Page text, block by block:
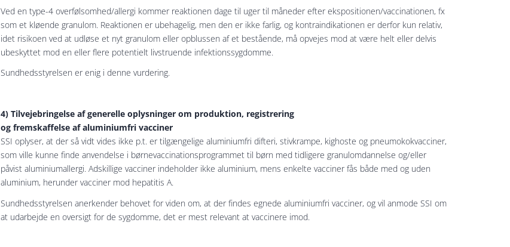
Ved en type-4 overfølsomhed/allergi kommer reaktionen dage til uger til måneder efter ekspositionen/vaccinationen, fx
som et kløende granulom. Reaktionen er ubehagelig, men den er ikke farlig, og kontraindikationen er derfor kun relativ,
idet risikoen ved at udløse et nyt granulom eller opblussen af et bestående, må opvejes mod at være helt eller delvis
ubeskyttet mod en eller flere potentielt livstruende infektionssygdomme.
Sundhedsstyrelsen er enig i denne vurdering.
4) Tilvejebringelse af generelle oplysninger om produktion, registrering
og fremskaffelse af aluminiumfri vacciner
SSI oplyser, at der så vidt vides ikke p.t. er tilgængelige aluminiumfri difteri, stivkrampe, kighoste og pneumokokvacciner,
som ville kunne finde anvendelse i børnevaccinationsprogrammet til børn med tidligere granulomdannelse og/eller
påvist aluminiumallergi. Adskillige vacciner indeholder ikke aluminium, mens enkelte vacciner fås både med og uden
aluminium, herunder vacciner mod hepatitis A.
Sundhedsstyrelsen anerkender behovet for viden om, at der findes egnede aluminiumfri vacciner, og vil anmode SSI om
at udarbejde en oversigt for de sygdomme, det er mest relevant at vaccinere imod.